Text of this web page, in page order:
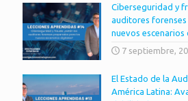
Ciberseguridad y
auditores
nuevos escenarios
7 septiembre,
El Estado de la
América Latina: